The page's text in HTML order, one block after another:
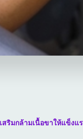
ริมกล้ามเนื้อขาให้แข็งแ